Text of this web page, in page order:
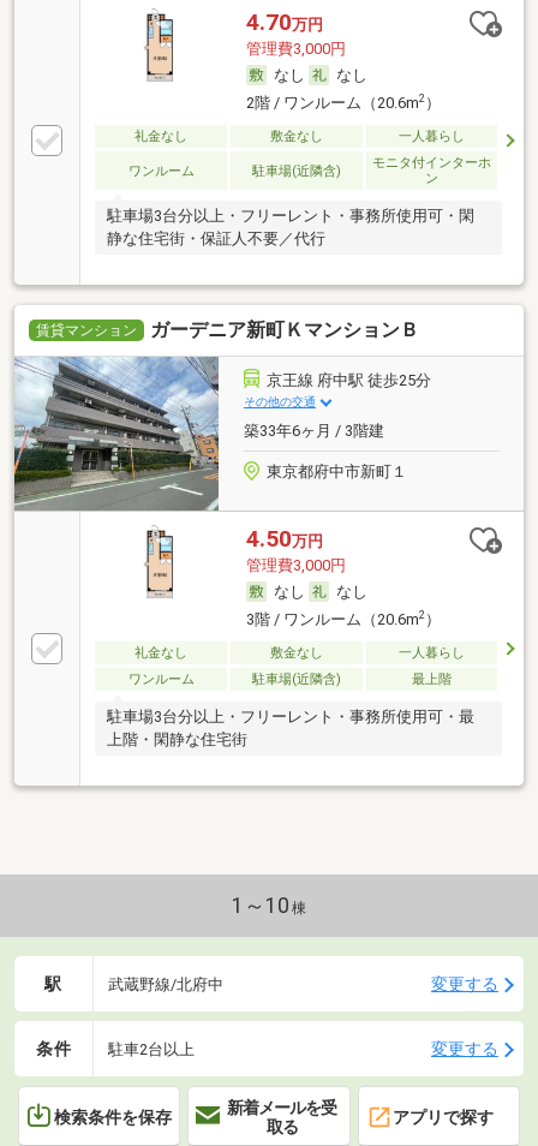
4.70万円
管理費3,000円
なし
なし
2階 / ワンルーム（20.6m2）
礼金なし 敷金なし 一人暮らし
ワンルーム 駐車場(近隣含)
モニタ付インターホ
ン
駐車場3台分以上・フリーレント・事務所使用可・閑
静な住宅街・保証人不要／代行
賃貸マンション ガーデニア新町ＫマンションＢ
京王線 府中駅 徒歩25分
その他の交通
築33年6ヶ月 / 3階建
東京都府中市新町１
4.50万円
管理費3,000円
なし
なし
3階 / ワンルーム（20.6m2）
礼金なし 敷金なし
一人暮らし
ワンルーム
駐車場(近隣含) 最上階
駐車場3台分以上・フリーレント・事務所使用可・最
上階・閑静な住宅街
1～10 棟
駅 武蔵野線/北府中 変更する
条件 駐車2台以上 変更する
検索条件を保存
新着メールを受
取る
アプリで探す